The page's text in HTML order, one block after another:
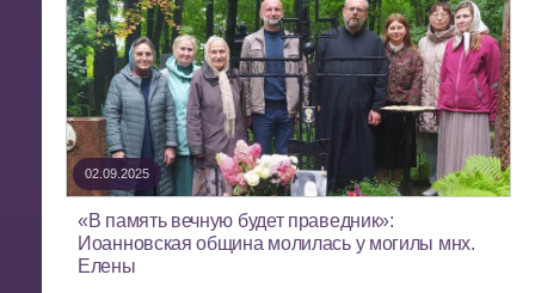
02.09.2025
«В память вечную будет праведник»:
Иоанновская община молилась у могилы мнх.
Елены